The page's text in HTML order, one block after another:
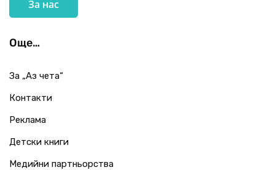
За нас
Още…
За „Аз чета“
Контакти
Реклама
Детски книги
Медийни партньорства